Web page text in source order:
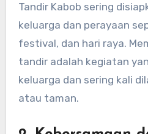
Tandir Kabob sering
keluarga dan perayaan
festival, dan hari raya.
tandir adalah kegiatan
keluarga dan sering kali
atau taman.